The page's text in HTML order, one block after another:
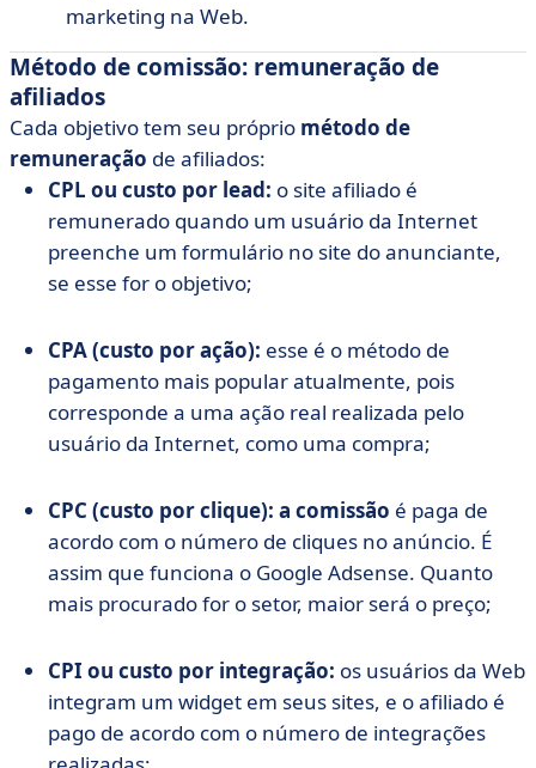
marketing na Web.
Método de comissão: remuneração de
afiliados
Cada objetivo tem seu próprio método de
remuneração de afiliados:
CPL ou custo por lead: o site afiliado é
remunerado quando um usuário da Internet
preenche um formulário no site do anunciante,
se esse for o objetivo;
CPA (custo por ação): esse é o método de
pagamento mais popular atualmente, pois
corresponde a uma ação real realizada pelo
usuário da Internet, como uma compra;
CPC (custo por clique): a comissão é paga de
acordo com o número de cliques no anúncio. É
assim que funciona o Google Adsense. Quanto
mais procurado for o setor, maior será o preço;
CPI ou custo por integração: os usuários da Web
integram um widget em seus sites, e o afiliado é
pago de acordo com o número de integrações